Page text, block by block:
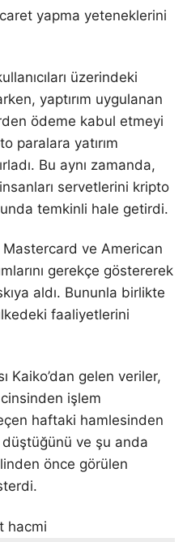
yapma yeteneklerini
üzerindeki
yaptırım uygulanan
ödeme kabul etmeyi
paralara yatırım
Bu aynı zamanda,
servetlerini kripto
temkinli hale getirdi.
ve American
gerekçe göstererek
aldı. Bununla birlikte
faaliyetlerini
Kaiko’dan gelen veriler,
işlem
haftaki hamlesinden
ve şu anda
önce görülen